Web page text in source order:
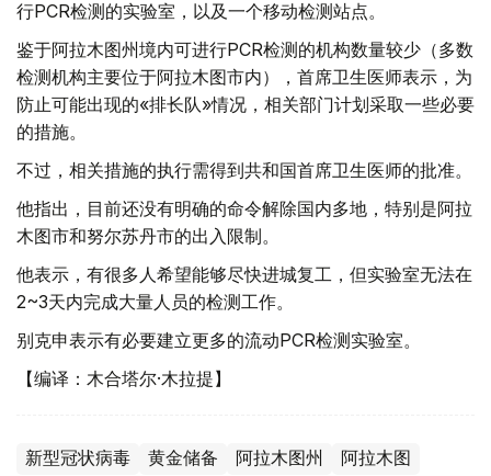
行PCR检测的实验室，以及一个移动检测站点。
鉴于阿拉木图州境内可进行PCR检测的机构数量较少（多数
检测机构主要位于阿拉木图市内），首席卫生医师表示，为
防止可能出现的«排长队»情况，相关部门计划采取一些必要
的措施。
不过，相关措施的执行需得到共和国首席卫生医师的批准。
他指出，目前还没有明确的命令解除国内多地，特别是阿拉
木图市和努尔苏丹市的出入限制。
他表示，有很多人希望能够尽快进城复工，但实验室无法在
2~3天内完成大量人员的检测工作。
别克申表示有必要建立更多的流动PCR检测实验室。
【编译：木合塔尔·木拉提】
新型冠状病毒 黄金储备 阿拉木图州 阿拉木图